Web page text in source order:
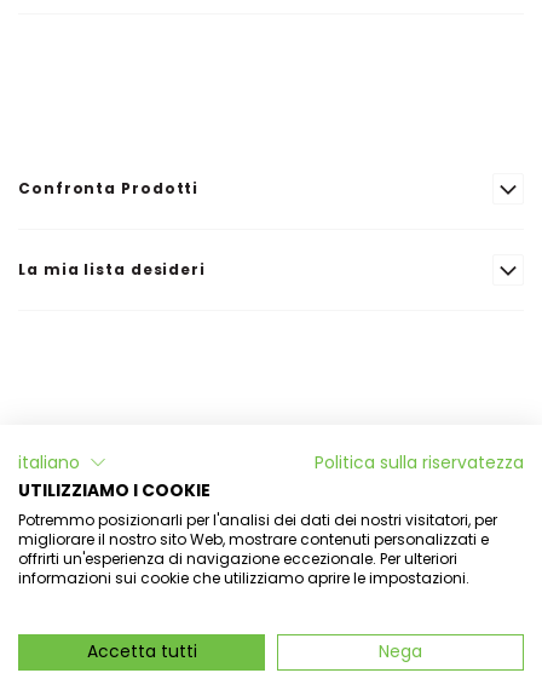
Confronta Prodotti
La mia lista desideri
L'Officina di Aulina
Il mio account
Newsletter
Aulina Srl - Via dell'aulina 14 - 12035 Racconigi -
italiano
Politica sulla riservatezza
UTILIZZIAMO I COOKIE
Potremmo posizionarli per l'analisi dei dati dei nostri visitatori, per
migliorare il nostro sito Web, mostrare contenuti personalizzati e
offrirti un'esperienza di navigazione eccezionale. Per ulteriori
informazioni sui cookie che utilizziamo aprire le impostazioni.
Accetta tutti Nega